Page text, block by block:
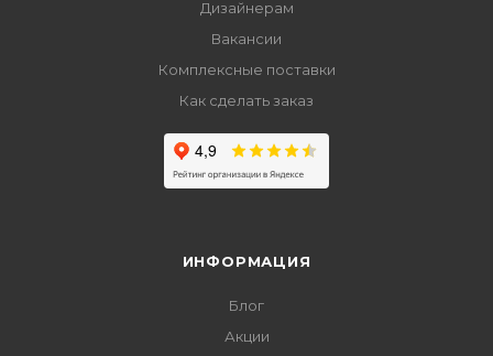
Дизайнерам
Вакансии
Комплексные поставки
Как сделать заказ
ИНФОРМАЦИЯ
Блог
Акции